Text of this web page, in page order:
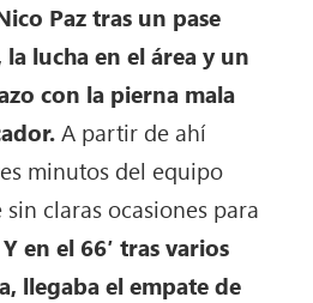
Paz tras un pase
lucha en el área y un
con la pierna mala
A partir de ahí
minutos del equipo
claras ocasiones para
Y en el 66′ tras varios
llegaba el empate de